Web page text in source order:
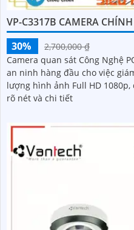
VP-C3317B CAMERA
30%
2,700,000 ₫
Camera quan sát Công Nghệ
an ninh hàng đầu cho việc giám sát
lượng hình ảnh Full HD
rõ nét và chi tiết